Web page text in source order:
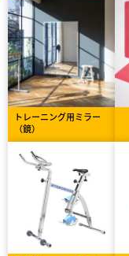
トレーニング用ミラー
（鏡）